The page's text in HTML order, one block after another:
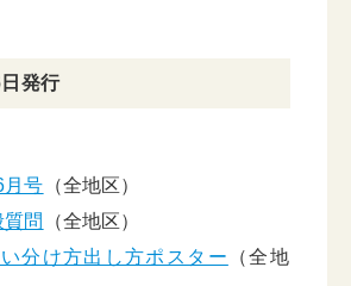
発行
月号 （全地区）
問
（全地区）
分け方出し方ポスター
（全地